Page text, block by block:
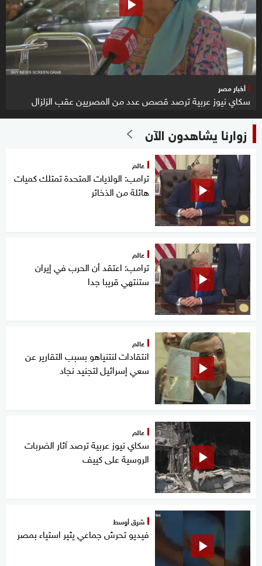
أخبار مصر
سكاي نيوز عربية ترصد قصص عدد من المصريين عقب الزلزال
زوارنا يشاهدون الآن
عالم
ترامب: الولايات المتحدة تمتلك كميات
هائلة من الذخائر
عالم
ترامب: اعتقد أن الحرب في إيران
ستنتهي قريبا جدا
عالم
انتقادات لنتنياهو بسبب التقارير عن
سعي إسرائيل لتجنيد نجاد
عالم
سكاي نيوز عربية ترصد آثار الضربات
الروسية على كييف
شرق أوسط
فيديو تحرش جماعي يثير استياء بمصر